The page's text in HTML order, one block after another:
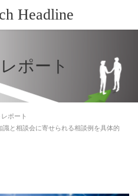
Headline
ポート
ポート
と相談会に寄せられる相談例を具体的